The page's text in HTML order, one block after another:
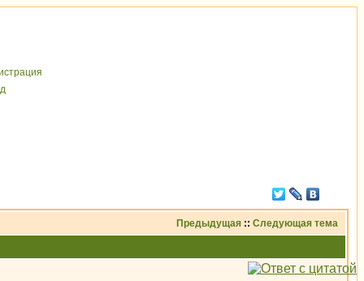
Предыдущая :: Следующая тема